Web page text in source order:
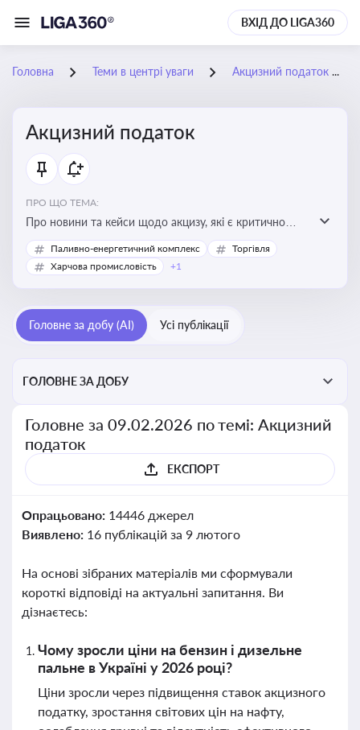
ВХІД ДО LIGA360
Головна Теми в центрі уваги Акцизний податок
Акцизний податок
ПРО ЩО ТЕМА:
Про новини та кейси щодо акцизу, які є критично
важливим для підприємств, які імпортують,
виробляють або реалізують підакцизну продукцію, з
Паливно-енергетичний комплекс
Торгівля
Харчова промисловість
+1
Головне за добу (AI) Усі публікації
ГОЛОВНЕ ЗА ДОБУ
Головне за 09.02.2026 по темі: Акцизний
податок
ЕКСПОРТ
Опрацьовано: 14446 джерел
Виявлено: 16 публікацій за 9 лютого
На основі зібраних матеріалів ми сформували
короткі відповіді на актуальні запитання. Ви
дізнаєтесь:
Чому зросли ціни на бензин і дизельне
пальне в Україні у 2026 році?
Ціни зросли через підвищення ставок акцизного
податку, зростання світових цін на нафту,